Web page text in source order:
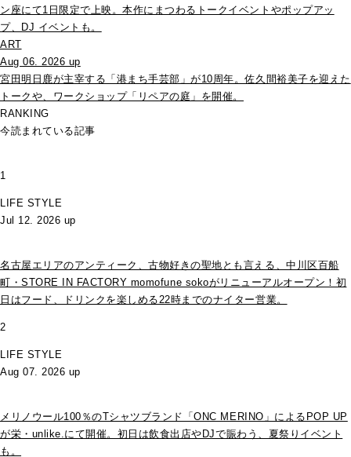
ン座にて1日限定で上映。本作にまつわるトークイベントやポップアッ
プ、DJ イベントも。
ART
Aug 06. 2026 up
宮田明日鹿が主宰する「港まち手芸部」が10周年。佐久間裕美子を迎えた
トークや、ワークショップ「リペアの庭」を開催。
RANKING
今読まれている記事
1
LIFE STYLE
Jul 12. 2026 up
名古屋エリアのアンティーク、古物好きの聖地とも言える、中川区百船
町・STORE IN FACTORY momofune sokoがリニューアルオープン！初
日はフード、ドリンクを楽しめる22時までのナイター営業。
2
LIFE STYLE
Aug 07. 2026 up
メリノウール100％のTシャツブランド「ONC MERINO」によるPOP UP
が栄・unlike.にて開催。初日は飲食出店やDJで賑わう、夏祭りイベント
も。